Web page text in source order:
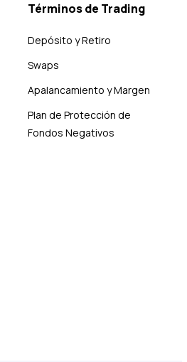
Términos de Trading
Depósito y Retiro
Swaps
Apalancamiento y Margen
Plan de Protección de
Fondos Negativos